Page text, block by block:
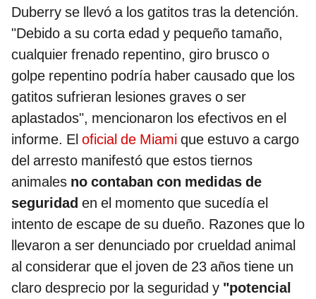
Duberry se llevó a los gatitos tras la detención.
"Debido a su corta edad y pequeño tamaño,
cualquier frenado repentino, giro brusco o
golpe repentino podría haber causado que los
gatitos sufrieran lesiones graves o ser
aplastados", mencionaron los efectivos en el
informe. El oficial de Miami que estuvo a cargo
del arresto manifestó que estos tiernos
animales no contaban con medidas de
seguridad en el momento que sucedía el
intento de escape de su dueño. Razones que lo
llevaron a ser denunciado por crueldad animal
al considerar que el joven de 23 años tiene un
claro desprecio por la seguridad y "potencial